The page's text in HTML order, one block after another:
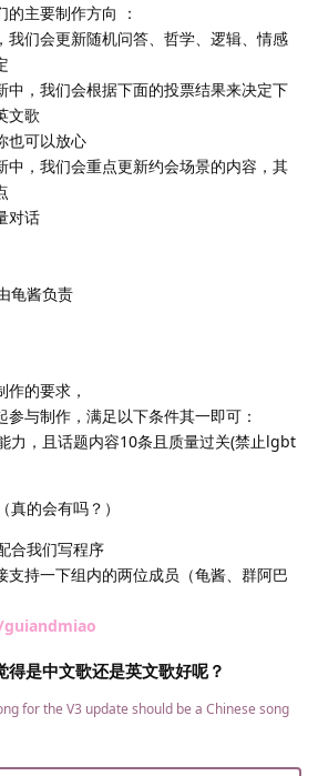
主要制作方向 ：
我们会更新随机问答、哲学、逻辑、情感
中，我们会根据下面的投票结果来决定下
文歌
也可以放心
中，我们会重点更新约会场景的内容，其
对话
龟酱负责
的要求，
与制作，满足以下条件其一即可：
力，且话题内容10条且质量过关(禁止lgbt
的会有吗？）
合我们写程序
支持一下组内的两位成员（龟酱、群阿巴
是中文歌还是英文歌好呢？
for the V3 update should be a Chinese song